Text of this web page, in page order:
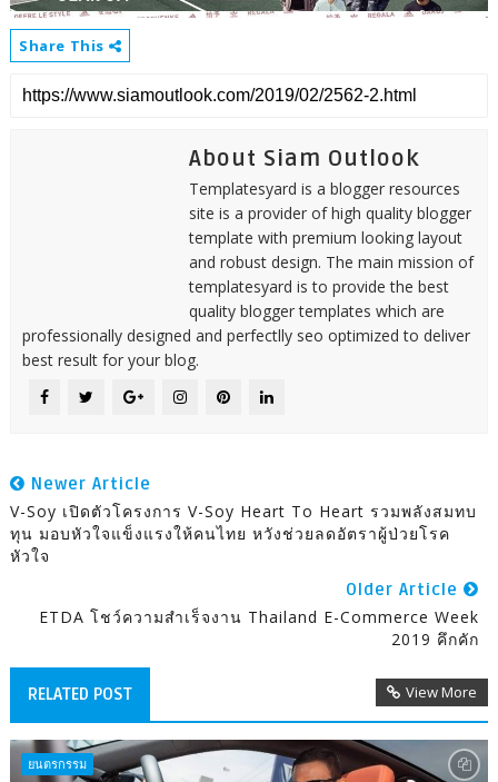
Share This
About Siam Outlook
Templatesyard is a blogger resources
site is a provider of high quality blogger
template with premium looking layout
and robust design. The main mission of
templatesyard is to provide the best
quality blogger templates which are
professionally designed and perfectlly seo optimized to deliver
best result for your blog.
Newer Article
V-Soy เปิดตัวโครงการ V-Soy Heart To Heart รวมพลังสมทบ
ทุน มอบหัวใจแข็งแรงให้คนไทย หวังช่วยลดอัตราผู้ป่วยโรค
หัวใจ
Older Article
ETDA โชว์ความสำเร็จงาน Thailand E-Commerce Week
2019 คึกคัก
RELATED POST View More
ยนตรกรรม